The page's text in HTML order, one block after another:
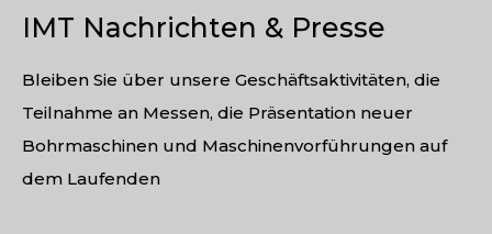
IMT Nachrichten & Presse
Bleiben Sie über unsere Geschäftsaktivitäten, die
Teilnahme an Messen, die Präsentation neuer
Bohrmaschinen und Maschinenvorführungen auf
dem Laufenden